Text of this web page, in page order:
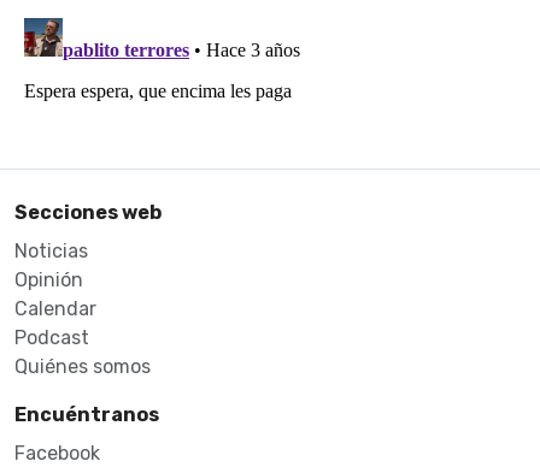
Secciones web
Noticias
Opinión
Calendar
Podcast
Quiénes somos
Encuéntranos
Facebook